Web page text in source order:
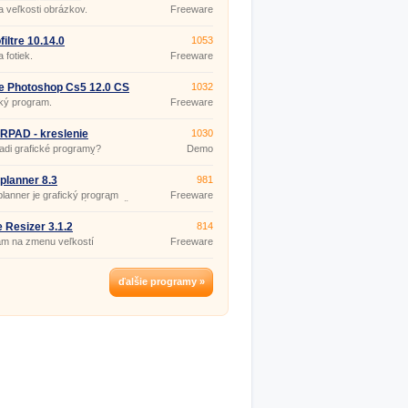
veľkosti obrázkov.
Freeware
10.14.0
fotiek.
1053
Freeware
Photoshop Cs5 12.0 CS
program.
1032
Freeware
- kreslenie
1.0
grafické programy?
ich vo svojej práci,
domov zadarmo?
je program, s ktorým toto
hravo zvládnete.
1030
Demo
8.3
je grafický program
3D interiérov. Či už
bytu táto aplikácia
pomôže. Najnovšia verzia
môže byť aj vo vašom
981
Freeware
Resizer 3.1.2
na zmenu veľkostí
814
Freeware
ďalšie programy »